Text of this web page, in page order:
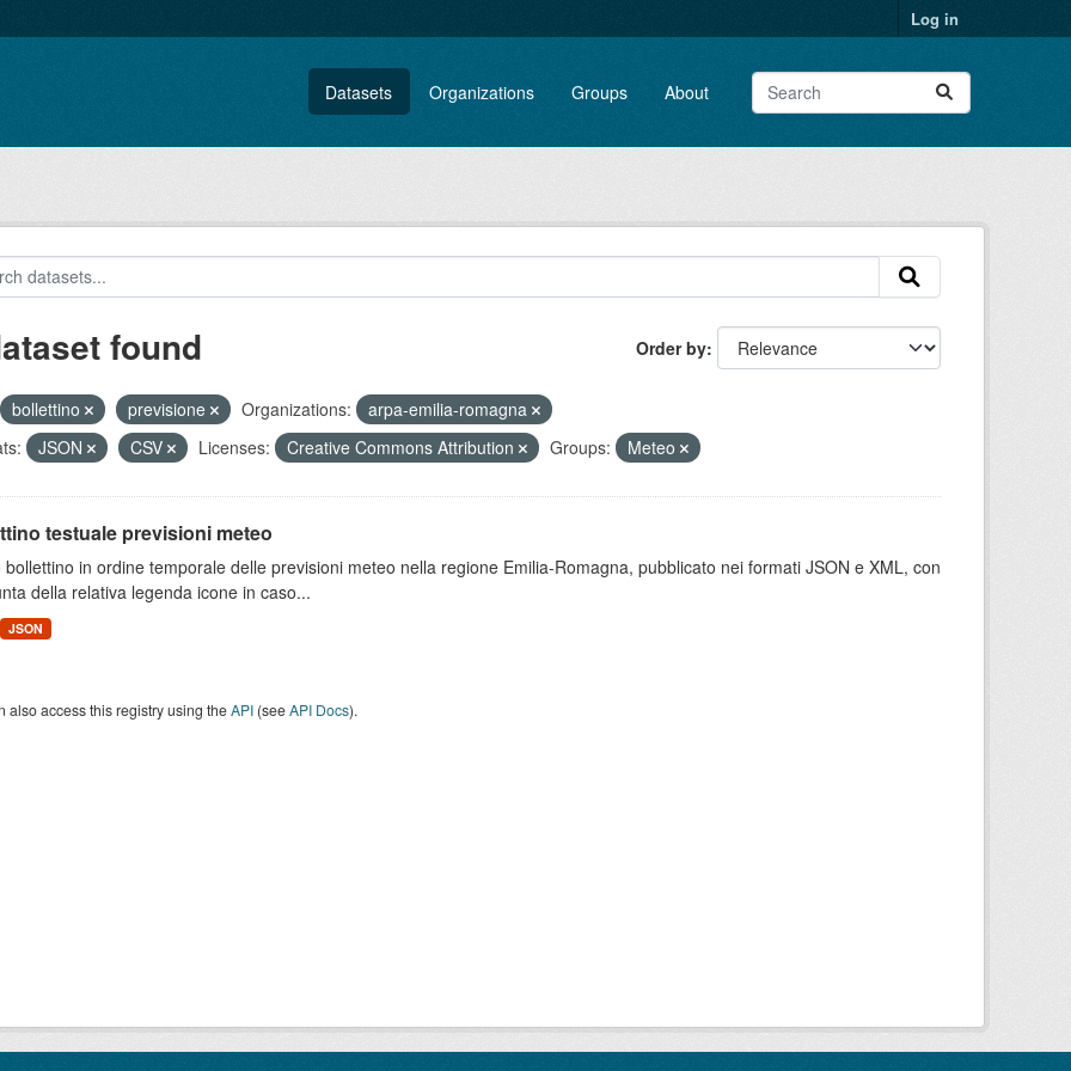
Log in
Datasets Organizations Groups About
Order by
found
bollettino previsione Organizations:
arpa-emilia-romagna
JSON CSV Licenses: Creative Commons Attribution Groups: Meteo
testuale previsioni meteo
bollettino in ordine temporale delle previsioni meteo nella regione Emilia-Romagna, pubblicato nei formati JSON e XML, con
della relativa legenda icone in caso...
JSON
also access this registry using theAPI(seeAPI Docs).